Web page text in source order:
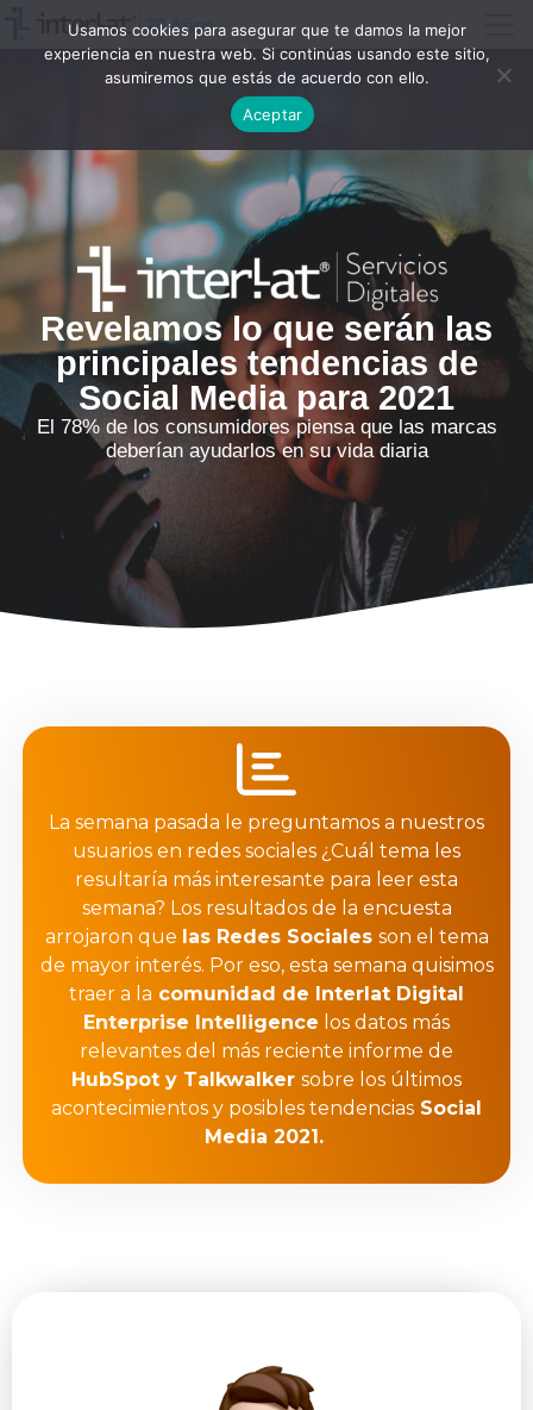
Revelamos lo que serán las
principales tendencias de
Social Media para 2021
El 78% de los consumidores piensa que las marcas
deberían ayudarlos en su vida diaria
La semana pasada le preguntamos a nuestros
usuarios en redes sociales ¿Cuál tema les
resultaría más interesante para leer esta
semana? Los resultados de la encuesta
arrojaron que las Redes Sociales son el tema
de mayor interés. Por eso, esta semana quisimos
traer a la comunidad de Interlat Digital
Enterprise Intelligence los datos más
relevantes del más reciente informe de
HubSpot y Talkwalker sobre los últimos
acontecimientos y posibles tendencias Social
Media 2021.
Usamos cookies para asegurar que te damos la mejor
experiencia en nuestra web. Si continúas usando este sitio,
asumiremos que estás de acuerdo con ello.
Aceptar